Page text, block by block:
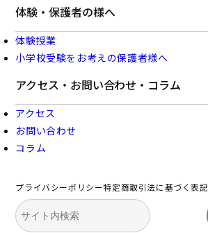
体験・保護者の様へ
体験授業
小学校受験をお考えの保護者様へ
アクセス・お問い合わせ・コラム
アクセス
お問い合わせ
コラム
プライバシーポリシー特定商取引法に基づく表記
検
索